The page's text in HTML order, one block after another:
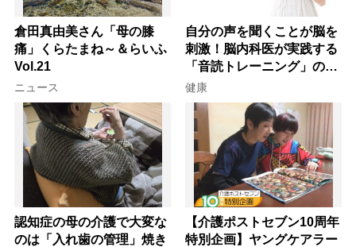
倉田真由美さん「母の膝
痛」くらたまね～＆らいふ
Vol.21
ニュース
自分の声を聞くことが脳を
刺激！脳内科医が実践する
「音読トレーニング」の極
意
健康
認知症の母の介護で大変な
のは「入れ歯の管理」焼き
【介護ポストセブン10周年
特別企画】ヤングケアラー